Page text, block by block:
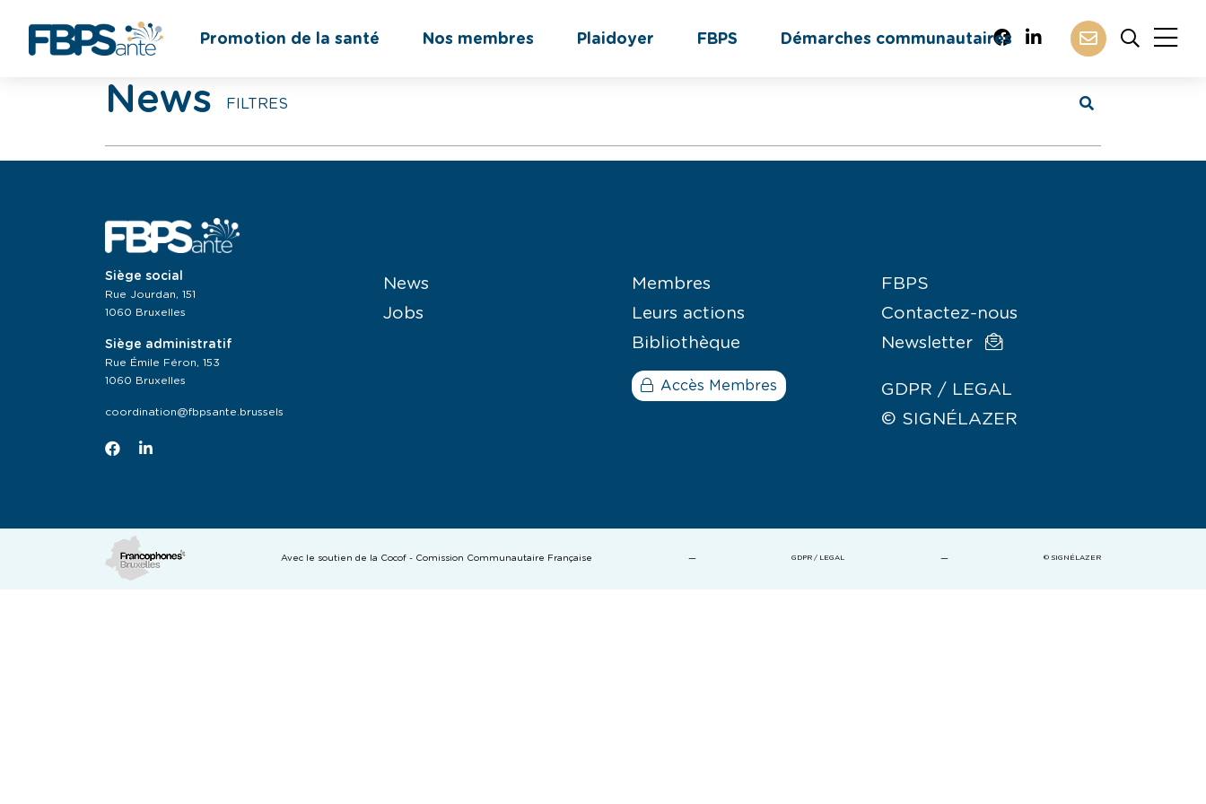
Promotion de la santé Nos membres Plaidoyer FBPS Démarches communautaires
News FILTRES
Siège social
Rue Jourdan, 151
1060 Bruxelles
Siège administratif
Rue Émile Féron, 153
1060 Bruxelles
coordination@fbpsante.brussels
News
Jobs
Membres
Leurs actions
Bibliothèque
Accès Membres
FBPS
Contactez-nous
Newsletter
GDPR / LEGAL
© SIGNÉLAZER
Avec le soutien de la Cocof - Comission Communautaire Française — GDPR / LEGAL — © SIGNÉLAZER